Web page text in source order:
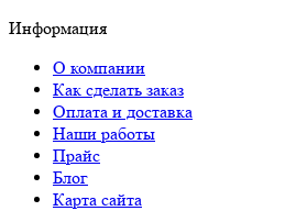
Информация
О компании
Как сделать заказ
Оплата и доставка
Наши работы
Прайс
Блог
Карта сайта